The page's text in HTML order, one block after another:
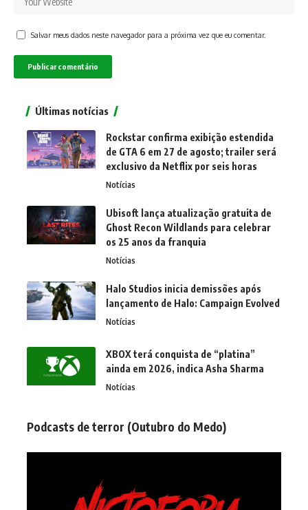
Salvar meus dados neste navegador para a próxima vez que eu comentar.
Últimas notícias
Rockstar confirma exibição estendida
de GTA 6 em 27 de agosto; trailer será
exclusivo da Netflix por seis horas
Notícias
Ubisoft lança atualização gratuita de
Ghost Recon Wildlands para celebrar
os 25 anos da franquia
Notícias
Halo Studios inicia demissões após
lançamento de Halo: Campaign Evolved
Notícias
XBOX terá conquista de “platina”
ainda em 2026, indica Asha Sharma
Notícias
Podcasts de terror (Outubro do Medo)